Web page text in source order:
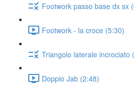
Footwork passo base dx sx
Footwork - la croce (5:30)
Triangolo laterale incrociato
Doppio Jab (2:48)